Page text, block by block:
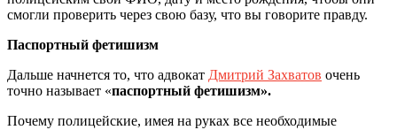
смогли проверить через свою базу, что вы говорите правду.
Паспортный фетишизм
Дальше начнется то, что адвокат Дмитрий Захватов очень
точно называет «паспортный фетишизм».
Почему полицейские, имея на руках все необходимые